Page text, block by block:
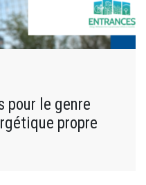
pour le genre
propre